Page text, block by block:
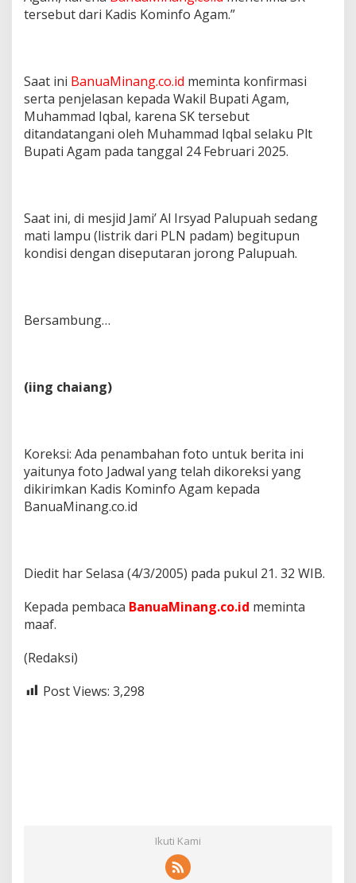
tersebut dari Kadis Kominfo Agam.”
Saat ini BanuaMinang.co.id meminta konfirmasi
serta penjelasan kepada Wakil Bupati Agam,
Muhammad Iqbal, karena SK tersebut
ditandatangani oleh Muhammad Iqbal selaku Plt
Bupati Agam pada tanggal 24 Februari 2025.
Saat ini, di mesjid Jami’ Al Irsyad Palupuah sedang
mati lampu (listrik dari PLN padam) begitupun
kondisi dengan diseputaran jorong Palupuah.
Bersambung…
(iing chaiang)
Koreksi: Ada penambahan foto untuk berita ini
yaitunya foto Jadwal yang telah dikoreksi yang
dikirimkan Kadis Kominfo Agam kepada
BanuaMinang.co.id
Diedit har Selasa (4/3/2005) pada pukul 21. 32 WIB.
Kepada pembaca BanuaMinang.co.id meminta
maaf.
(Redaksi)
Post Views: 3,298
Ikuti Kami